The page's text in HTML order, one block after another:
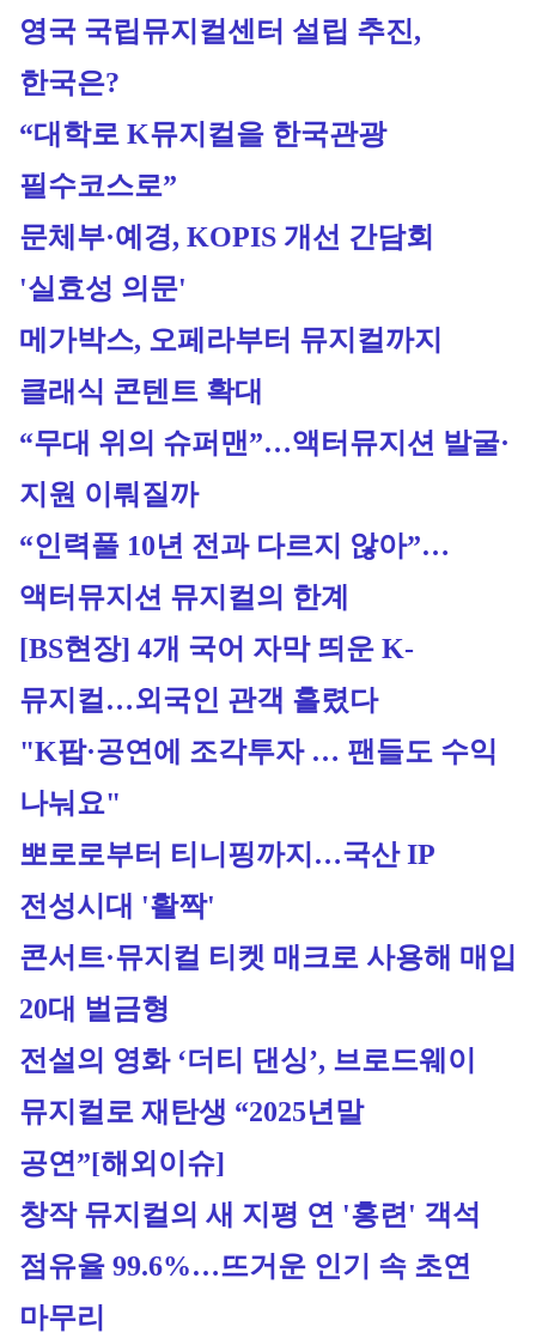
영국 국립뮤지컬센터 설립 추진,
한국은?
“대학로 K뮤지컬을 한국관광
필수코스로”
문체부·예경, KOPIS 개선 간담회
'실효성 의문'
메가박스, 오페라부터 뮤지컬까지
클래식 콘텐트 확대
“무대 위의 슈퍼맨”…액터뮤지션 발굴·
지원 이뤄질까
“인력풀 10년 전과 다르지 않아”…
액터뮤지션 뮤지컬의 한계
[BS현장] 4개 국어 자막 띄운 K-
뮤지컬…외국인 관객 홀렸다
"K팝·공연에 조각투자 … 팬들도 수익
나눠요"
뽀로로부터 티니핑까지…국산 IP
전성시대 '활짝'
콘서트·뮤지컬 티켓 매크로 사용해 매입
20대 벌금형
전설의 영화 ‘더티 댄싱’, 브로드웨이
뮤지컬로 재탄생 “2025년말
공연”[해외이슈]
창작 뮤지컬의 새 지평 연 '홍련' 객석
점유율 99.6%…뜨거운 인기 속 초연
마무리